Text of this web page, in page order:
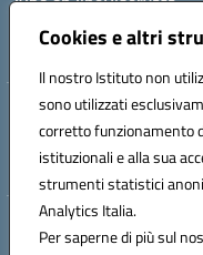
Cookies e altri
Il nostro Istituto non
sono utilizzati
corretto funzionamento
istituzionali e alla sua
strumenti statistici
Analytics Italia.
Per saperne di più sul
P.N. Dotazione di
Via Luna e Sole, 44 07100,
- Mail:
- C.F. / P.IVA Convitto
Hosting &